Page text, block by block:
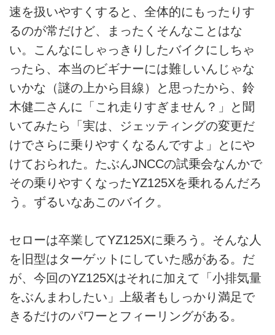
速を扱いやすくすると、全体的にもったりす
るのが常だけど、まったくそんなことはな
い。こんなにしゃっきりしたバイクにしちゃ
ったら、本当のビギナーには難しいんじゃな
いかな（謎の上から目線）と思ったから、鈴
木健二さんに「これ走りすぎません？」と聞
いてみたら「実は、ジェッティングの変更だ
けでさらに乗りやすくなるんですよ」とにや
けておられた。たぶんJNCCの試乗会なんかで
その乗りやすくなったYZ125Xを乗れるんだろ
う。ずるいなあこのバイク。
セローは卒業してYZ125Xに乗ろう。そんな人
を旧型はターゲットにしていた感がある。だ
が、今回のYZ125Xはそれに加えて「小排気量
をぶんまわしたい」上級者もしっかり満足で
きるだけのパワーとフィーリングがある。